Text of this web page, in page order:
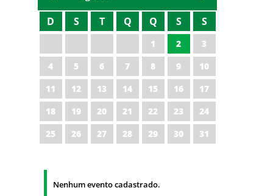
D S T Q Q S S
1 2
3
4
5 6 7 8 9
10
11
12 13 14 15 16
17
18
19 20 21 22 23
24
25
26 27 28 29 30 31
Nenhum evento cadastrado.